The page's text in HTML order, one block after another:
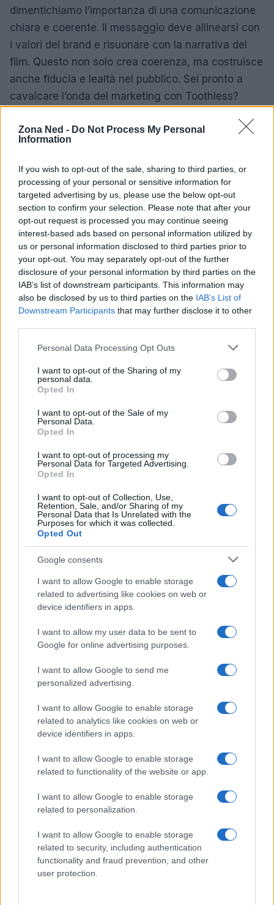
Zona Ned - Do Not Process My Personal
Information
If you wish to opt-out of the sale, sharing to third parties, or
processing of your personal or sensitive information for
targeted advertising by us, please use the below opt-out
section to confirm your selection. Please note that after your
opt-out request is processed you may continue seeing
interest-based ads based on personal information utilized by
us or personal information disclosed to third parties prior to
your opt-out. You may separately opt-out of the further
disclosure of your personal information by third parties on the
IAB’s list of downstream participants. This information may
also be disclosed by us to third parties on the IAB’s List of
Downstream Participants that may further disclose it to other
Please note that this website/app uses one or more Google
not limited to your visit or usage behaviour. You may click to
grant or deny consent to Google and its third-party tags to
use your data for below specified purposes in below Google
consent section.
Personal Data Processing Opt Outs
I want to opt-out of the Sharing of my
personal data.
Opted In
I want to opt-out of the Sale of my
Personal Data.
Opted In
I want to opt-out of processing my
Personal Data for Targeted Advertising.
Opted In
I want to opt-out of Collection, Use,
Retention, Sale, and/or Sharing of my
Personal Data that Is Unrelated with the
Purposes for which it was collected.
Opted Out
Google consents
I want to allow Google to enable storage
related to advertising like cookies on web or
device identifiers in apps.
I want to allow my user data to be sent to
Google for online advertising purposes.
I want to allow Google to send me
personalized advertising.
I want to allow Google to enable storage
related to analytics like cookies on web or
device identifiers in apps.
I want to allow Google to enable storage
related to functionality of the website or app.
I want to allow Google to enable storage
related to personalization.
I want to allow Google to enable storage
related to security, including authentication
functionality and fraud prevention, and other
user protection.
dimentichiamo l’importanza di una comunicazione
chiara e coerente. Il messaggio deve allinearsi con
i valori del brand e risuonare con la narrativa del
film. Questo non solo crea coerenza, ma costruisce
anche fiducia e lealtà nel pubblico. Sei pronto a
cavalcare l’onda del marketing con Toothless?
AUTORE
Staff
Continua a leggere
NERD NEWS